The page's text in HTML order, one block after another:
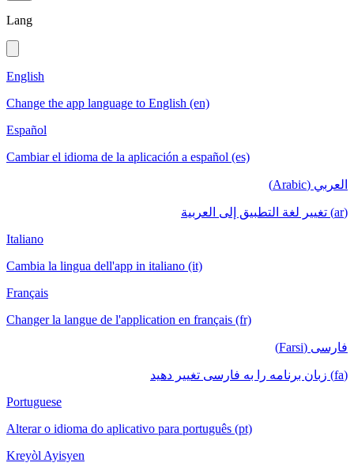
Lang
English
Change the app language to English (en)
Español
Cambiar el idioma de la aplicación a español (es)
العربي (Arabic)
(ar) تغيير لغة التطبيق إلى العربية
Italiano
Cambia la lingua dell'app in italiano (it)
Français
Changer la langue de l'application en français (fr)
فارسی (Farsi)
(fa) زبان برنامه را به فارسی تغییر دهید
Portuguese
Alterar o idioma do aplicativo para português (pt)
Kreyòl Ayisyen